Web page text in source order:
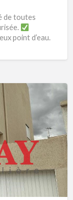
de toutes
point d’eau.